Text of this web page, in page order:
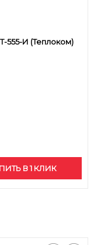
555-И (Теплоком)
В 1 КЛИК